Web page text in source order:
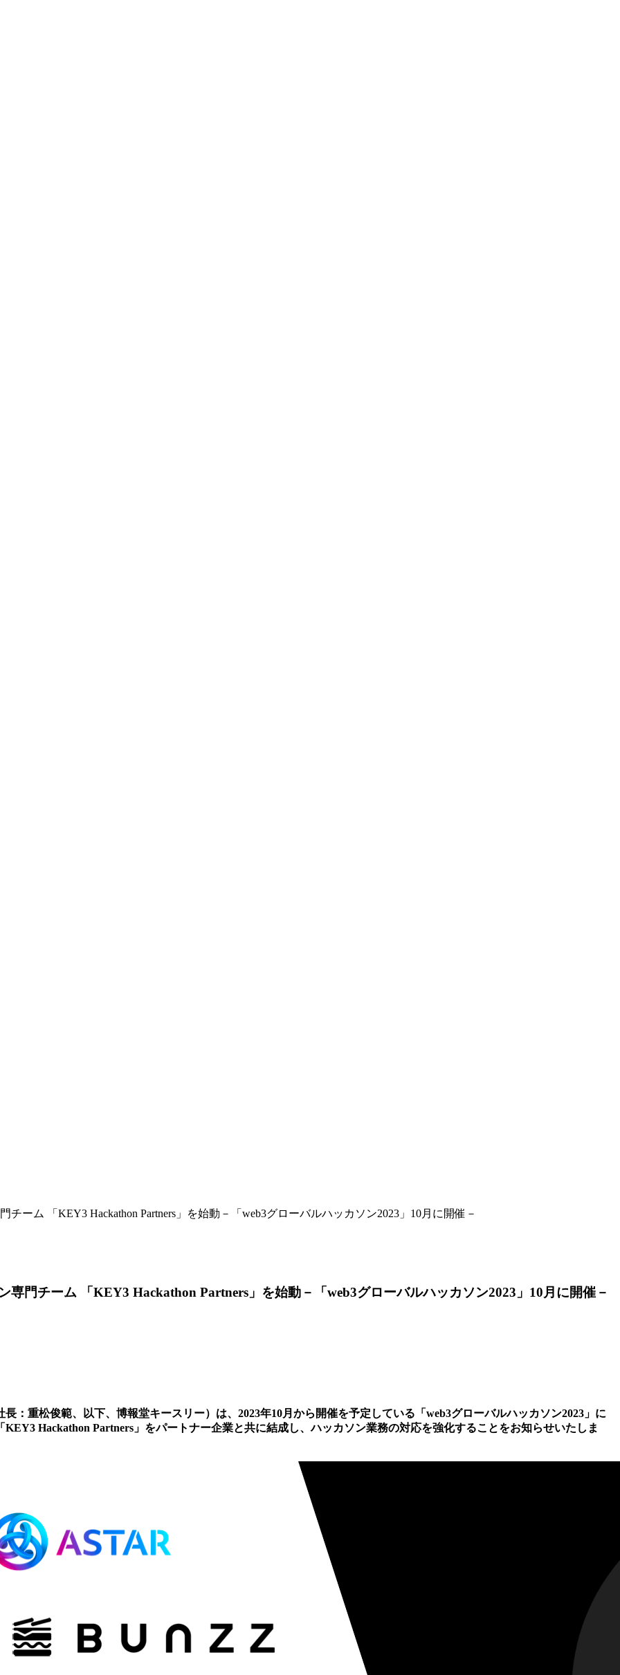
ーム 「KEY3 Hackathon Partners」を始動－「web3グローバルハッカソン2023」10月に開催－
門チーム 「KEY3 Hackathon Partners」を始動－「web3グローバルハッカソン2023」10月に開催－
：重松俊範、以下、博報堂キースリー）は、2023年10月から開催を予定している「web3グローバルハッカソン2023」に
Hackathon Partners」をパートナー企業と共に結成し、ハッカソン業務の対応を強化することをお知らせいたしま